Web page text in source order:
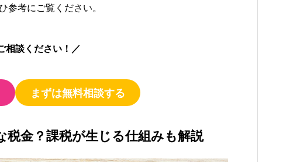
考にご覧ください。
相談ください！／
まずは無料相談する
金？課税が生じる仕組みも解説